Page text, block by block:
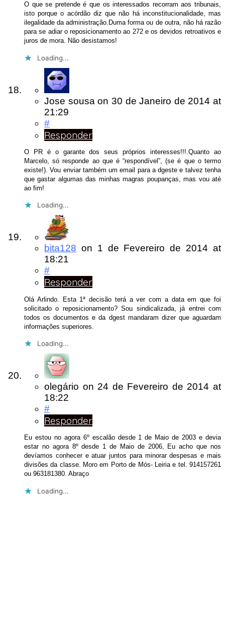
O que se pretende é que os interessados recorram aos tribunais,
isto porque o acórdão diz que não há inconstitucionalidade, mas
ilegalidade da administração.Duma forma ou de outra, não há razão
para se adiar o reposicionamento ao 272 e os devidos retroativos e
juros de mora. Não desistamos!
Loading...
Jose sousa on 30 de Janeiro de 2014 at
21:29
#
Responder
O PR é o garante dos seus próprios interesses!!!.Quanto ao
Marcelo, só responde ao que é “respondível”, (se é que o termo
existe!). Vou enviar também um email para a dgeste e talvez tenha
que gastar algumas das minhas magras poupanças, mas vou até
ao fim!
Loading...
bita128 on 1 de Fevereiro de 2014at
18:21
#
Responder
Olá Arlindo. Esta 1ª decisão terá a ver com a data em que foi
solicitado o reposicionamento? Sou sindicalizada, já entrei com
todos os documentos e da dgest mandaram dizer que aguardam
informações superiores.
Loading...
olegário on 24 de Fevereiro de 2014at
18:22
#
Responder
Eu estou no agora 6º escalão desde 1 de Maio de 2003 e devia
estar no agora 8º desde 1 de Maio de 2006, Eu acho que nos
devíamos conhecer e atuar juntos para minorar despesas e mais
divisões da classe. Moro em Porto de Mós- Leiria e tel. 914157261
ou 963181380. Abraço
Loading...